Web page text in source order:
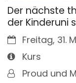
Der nächste
der Kinderuni
Datum:Freitag, 31.
Art bzw.
Kurs
Von:Proud und